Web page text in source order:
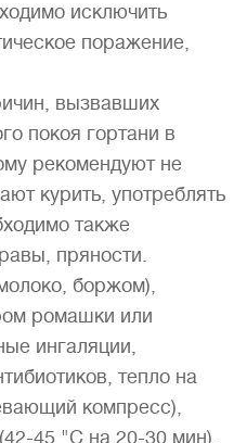
исключить
поражение,
вызвавших
покоя гортани в
рекомендуют не
курить, употреблять
также
пряности.
боржом),
ромашки или
ингаляции,
тепло на
компресс),
45 "С на 20-30 мин).